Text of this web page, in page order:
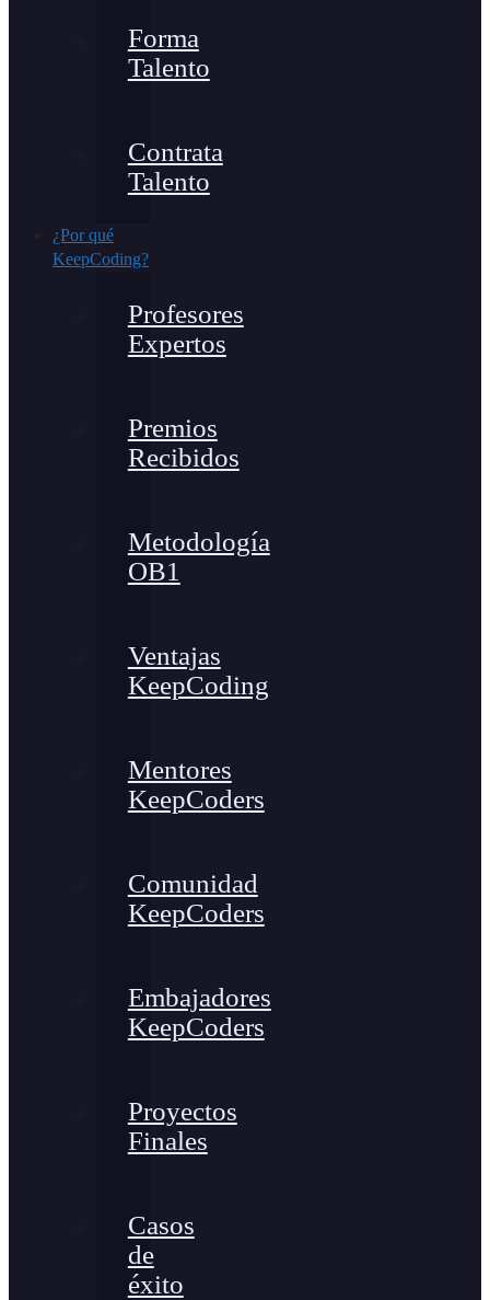
Forma
Talento
Contrata
Talento
¿Por qué
KeepCoding?
Profesores
Expertos
Premios
Recibidos
Metodología
OB1
Ventajas
KeepCoding
Mentores
KeepCoders
Comunidad
KeepCoders
Embajadores
KeepCoders
Proyectos
Finales
Casos
de
éxito